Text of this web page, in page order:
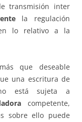
transmisión inter
la regulación
lo relativo a la
que deseable
una escritura de
está sujeta a
competente,
sobre ello puede